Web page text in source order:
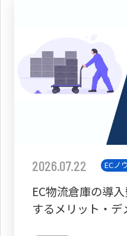
2026.07.22 ECノ
EC物流倉庫の導
するメリット・デ